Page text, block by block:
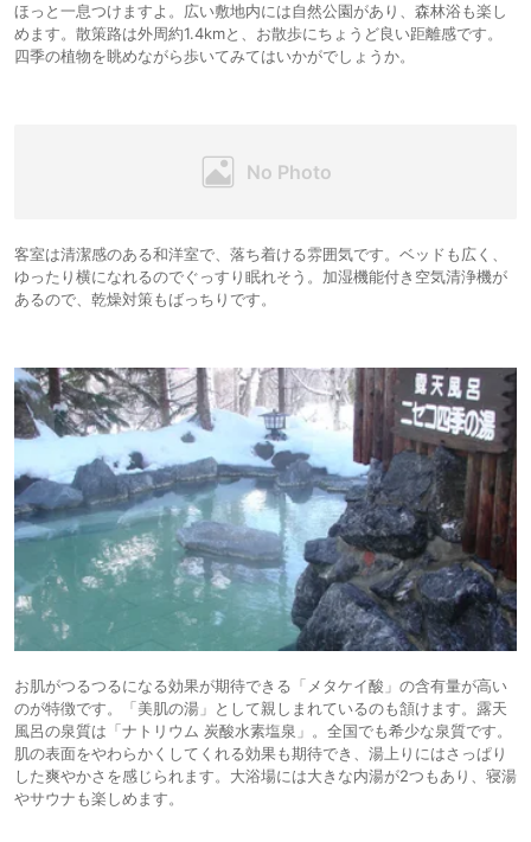
ほっと一息つけますよ。広い敷地内には自然公園があり、森林浴も楽し
めます。散策路は外周約1.4kmと、お散歩にちょうど良い距離感です。
四季の植物を眺めながら歩いてみてはいかがでしょうか。
客室は清潔感のある和洋室で、落ち着ける雰囲気です。ベッドも広く、
ゆったり横になれるのでぐっすり眠れそう。加湿機能付き空気清浄機が
あるので、乾燥対策もばっちりです。
お肌がつるつるになる効果が期待できる「メタケイ酸」の含有量が高い
のが特徴です。「美肌の湯」として親しまれているのも頷けます。露天
風呂の泉質は「ナトリウム 炭酸水素塩泉」。全国でも希少な泉質です。
肌の表面をやわらかくしてくれる効果も期待でき、湯上りにはさっぱり
した爽やかさを感じられます。大浴場には大きな内湯が2つもあり、寝湯
やサウナも楽しめます。